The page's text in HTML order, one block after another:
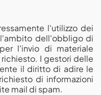
l'utilizzo dei
dell'obbligo di
l'invio di materiale
I gestori delle
il diritto di adire le
di informazioni
mail di spam.